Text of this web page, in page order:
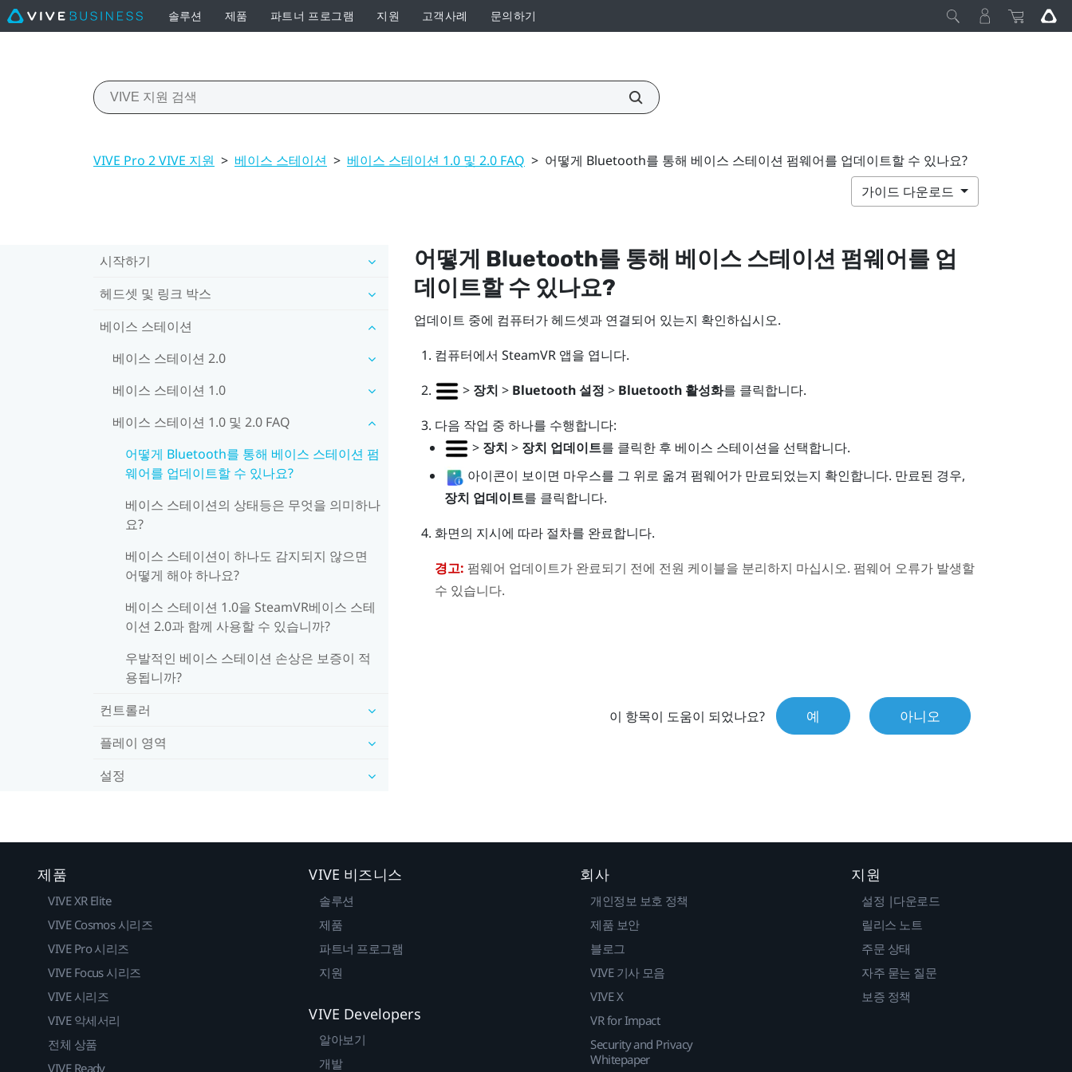
솔루션 제품 파트너 프로그램 지원 고객사례 문의하기
VIVE Pro 2 VIVE 지원 > 베이스 스테이션 > 베이스 스테이션 1.0 및 2.0 FAQ > 어떻게 Bluetooth를 통해 베이스 스테이션 펌웨어를 업데이트할 수 있나요?
가이드 다운로드
시작하기
헤드셋 및 링크 박스
베이스 스테이션
베이스 스테이션 2.0
베이스 스테이션 1.0
베이스 스테이션 1.0 및 2.0 FAQ
어떻게 Bluetooth를 통해 베이스 스테이션 펌
웨어를 업데이트할 수 있나요?
베이스 스테이션의 상태등은 무엇을 의미하나
요?
베이스 스테이션이 하나도 감지되지 않으면
어떻게 해야 하나요?
베이스 스테이션 1.0을 SteamVR베이스 스테
이션 2.0과 함께 사용할 수 있습니까?
우발적인 베이스 스테이션 손상은 보증이 적
용됩니까?
컨트롤러
플레이 영역
설정
어떻게 Bluetooth를 통해 베이스 스테이션 펌웨어를 업
데이트할 수 있나요?
업데이트 중에 컴퓨터가 헤드셋과 연결되어 있는지 확인하십시오.
컴퓨터에서 SteamVR앱을 엽니다.
> 장치 > Bluetooth 설정 > Bluetooth 활성화를 클릭합니다.
다음 작업 중 하나를 수행합니다:
> 장치 > 장치 업데이트를 클릭한 후 베이스 스테이션을 선택합니다.
아이콘이 보이면 마우스를 그 위로 옮겨 펌웨어가 만료되었는지 확인합니다. 만료된 경우,
장치 업데이트를 클릭합니다.
화면의 지시에 따라 절차를 완료합니다.
경고: 펌웨어 업데이트가 완료되기 전에 전원 케이블을 분리하지 마십시오. 펌웨어 오류가 발생할
수 있습니다.
이 항목이 도움이 되었나요? 예 아니오
제품
VIVE XR Elite
VIVE Cosmos 시리즈
VIVE Pro 시리즈
VIVE Focus 시리즈
VIVE 시리즈
VIVE 악세서리
전체 상품
VIVE Ready
VIVE 비즈니스
솔루션
제품
파트너 프로그램
지원
VIVE Developers
알아보기
개발
회사
개인정보 보호 정책
제품 보안
블로그
VIVE 기사 모음
VIVE X
VR for Impact
Security and Privacy
Whitepaper
지원
설정 |다운로드
릴리스 노트
주문 상태
자주 묻는 질문
보증 정책